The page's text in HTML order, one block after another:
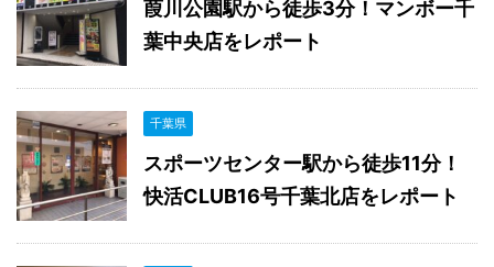
葭川公園駅から徒歩3分！マンボー千
葉中央店をレポート
千葉県
スポーツセンター駅から徒歩11分！
快活CLUB16号千葉北店をレポート